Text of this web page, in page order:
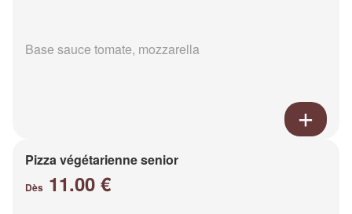
Base sauce tomate, mozzarella
Pizza végétarienne senior
Dès 11.00 €